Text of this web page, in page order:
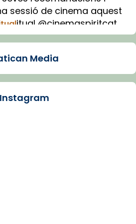
sessió de cinema aquest
itual @cinemaspiritcat
amb IA (OpenAI)
de Barcelona
Media
Instagram